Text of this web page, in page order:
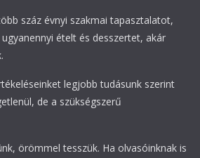
száz évnyi szakmai tapasztalatot,
ételt és desszertet, akár
legjobb tudásunk szerint
de a szükségszerű
örömmel tesszük. Ha olvasóinknak is